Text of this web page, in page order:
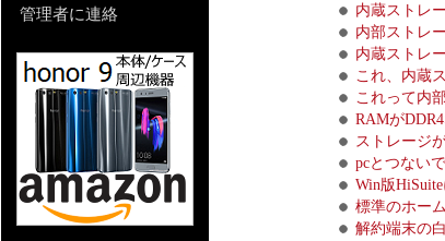
内蔵ストレ
内部ストレ
内蔵ストレ
これ、内蔵
これって内
RAMが
ストレージ
pcとつない
Win版
標準のホー
解約端末の
管理者に連絡